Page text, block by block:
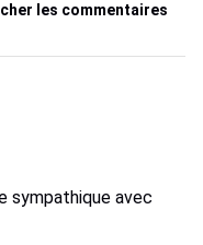
les commentaires
sympathique avec